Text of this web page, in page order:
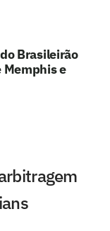
Brasileirão
Memphis e